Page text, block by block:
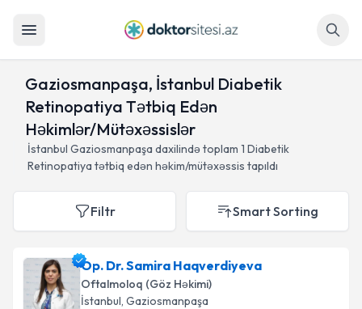
Gaziosmanpaşa, İstanbul Diabetik
Retinopatiya Tətbiq Edən
Həkimlər/Mütəxəssislər
İstanbul Gaziosmanpaşa daxilində toplam 1 Diabetik
Retinopatiya tətbiq edən həkim/mütəxəssis tapıldı
Filtr Smart Sorting
Op. Dr. Samira Haqverdiyeva
Oftalmoloq (Göz Həkimi)
İstanbul, Gaziosmanpaşa